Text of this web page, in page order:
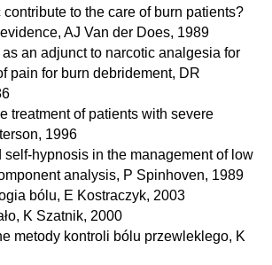
contribute to the care of burn patients?
AJ Van der Does, 1989
an adjunct to narcotic analgesia for
pain for burn debridement, DR
treatment of patients with severe
1996
self-hypnosis in the management of low
analysis, P Spinhoven, 1989
bólu, E Kostraczyk, 2003
K Szatnik, 2000
metody kontroli bólu przewleklego, K